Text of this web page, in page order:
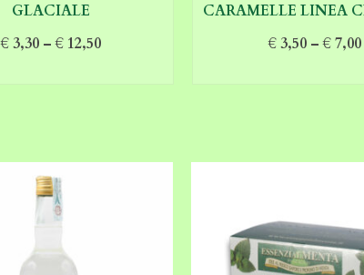
GLACIALE
€3,30 –€ 12,50
CARAMELLE LINEA
€3,50 –€7,00